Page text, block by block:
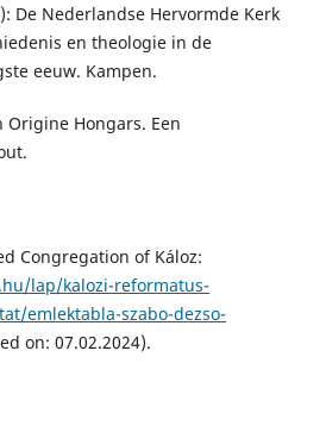
De Nederlandse Hervormde Kerk
en theologie in de
eeuw. Kampen.
Origine Hongars. Een
Congregation of Káloz:
lap/kalozi-reformatus-
emlektabla-szabo-dezso-
on: 07.02.2024).